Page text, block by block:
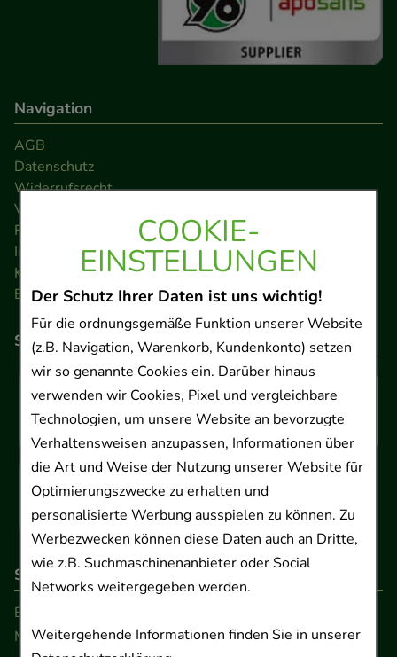
COOKIE-
EINSTELLUNGEN
Der Schutz Ihrer Daten ist uns wichtig!
Für die ordnungsgemäße Funktion unserer Website
(z.B. Navigation, Warenkorb, Kundenkonto) setzen
wir so genannte Cookies ein. Darüber hinaus
verwenden wir Cookies, Pixel und vergleichbare
Technologien, um unsere Website an bevorzugte
Verhaltensweisen anzupassen, Informationen über
die Art und Weise der Nutzung unserer Website für
Optimierungszwecke zu erhalten und
personalisierte Werbung ausspielen zu können. Zu
Werbezwecken können diese Daten auch an Dritte,
wie z.B. Suchmaschinenanbieter oder Social
Networks weitergegeben werden.
Weitergehende Informationen finden Sie in unserer
Navigation
AGB
Datenschutz
Widerrufsrecht
Versandkosten
FAQ
Impressum
Kontakt
Barrierefreiheitserklärung
So können Sie bezahlen
So erreichen Sie uns
Beratung und Kundenservice:
Montag - Freitag von 9.00 bis 17.00 Uhr